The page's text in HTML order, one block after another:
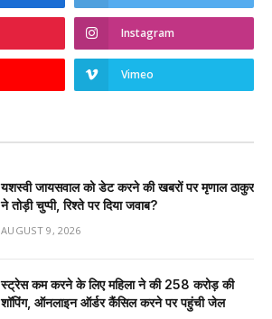
Instagram
Vimeo
यशस्वी जायसवाल को डेट करने की खबरों पर मृणाल ठाकुर
ने तोड़ी चुप्पी, रिश्ते पर दिया जवाब?
AUGUST 9, 2026
स्ट्रेस कम करने के लिए महिला ने की ₹258 करोड़ की
शॉपिंग, ऑनलाइन ऑर्डर कैंसिल करने पर पहुंची जेल